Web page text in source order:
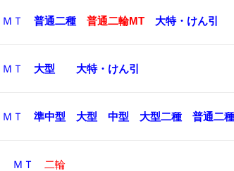
ＭＴ 普通二種 普通二輪MT 大特・けん引
ＭＴ 大型 大特・けん引
ＭＴ 準中型 大型 中型 大型二種 普通二種
ＭＴ 二輪